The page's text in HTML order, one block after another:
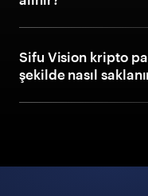
Sifu Vision kripto
şekilde nasıl